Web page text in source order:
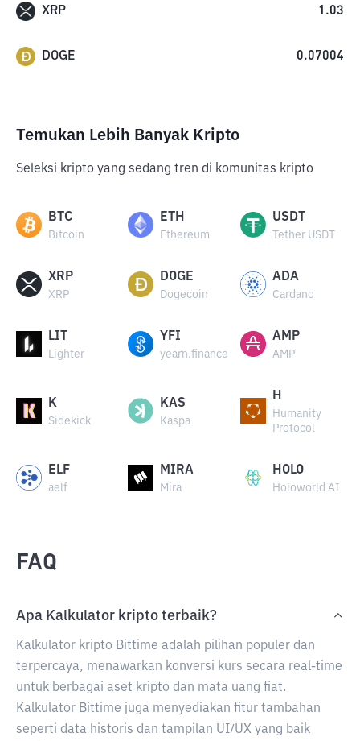
XRP 1.03
DOGE 0.07004
Temukan Lebih Banyak Kripto
Seleksi kripto yang sedang tren di komunitas kripto
BTC
Bitcoin
ETH
Ethereum
USDT
Tether USDT
XRP
XRP
DOGE
Dogecoin
ADA
Cardano
LIT
Lighter
YFI
yearn.finance
AMP
AMP
K
Sidekick
KAS
Kaspa
H
Humanity
Protocol
ELF
aelf
MIRA
Mira
HOLO
Holoworld AI
FAQ
Apa Kalkulator kripto terbaik?
Kalkulator kripto Bittime adalah pilihan populer dan
terpercaya, menawarkan konversi kurs secara real-time
untuk berbagai aset kripto dan mata uang fiat.
Kalkulator Bittime juga menyediakan fitur tambahan
seperti data historis dan tampilan UI/UX yang baik